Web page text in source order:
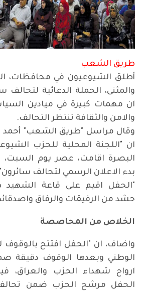
طريق الشعب
أطلق الشيوعيون في محافظات،
والمثنى، الحملة الدعائية لتحالف
ان مهمات كبيرة في ميادين
والامن والثقافة تنتظر التحالف.
وقال مراسل "طريق الشعب" أحمد
ان "اللجنة المحلية للحزب
البصرة اقامت، عصر يوم السبت،
بدء الاعلان الرسمي لتحالف
"الحفل اقيم على قاعة الشهيد
حشد من الرفيقات والرفاق
الخلاص من المحاصصة
واضاف، ان "الحفل افتتح بالوقوف
الوطني وبعدها الوقوف دقيقة
ارواح شهداء الحزب والعراق،
الحفل مرشح الحزب ضمن